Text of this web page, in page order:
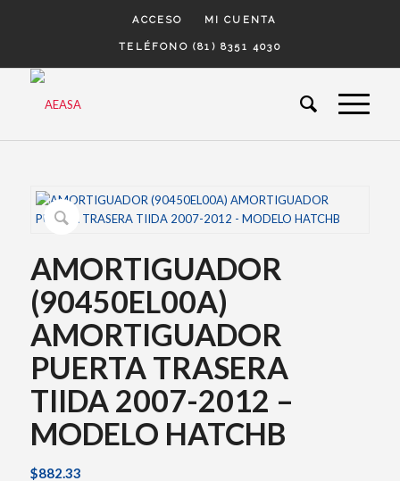
ACCESO MI CUENTA
TELÉFONO (81) 8351 4030
AMORTIGUADOR
(90450EL00A)
AMORTIGUADOR
PUERTA TRASERA
TIIDA 2007-2012 –
MODELO HATCHB
$882.33